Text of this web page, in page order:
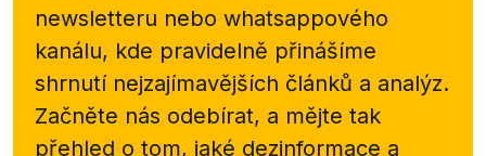
newsletteru nebo whatsappového
kanálu, kde pravidelně přinášíme
shrnutí nejzajímavějších článků a analýz.
Začněte nás odebírat, a mějte tak
přehled o tom, jaké dezinformace a